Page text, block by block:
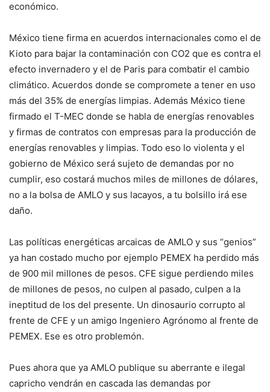
económico.
México tiene firma en acuerdos internacionales como el de
Kioto para bajar la contaminación con CO2 que es contra el
efecto invernadero y el de Paris para combatir el cambio
climático. Acuerdos donde se compromete a tener en uso
más del 35% de energías limpias. Además México tiene
firmado el T-MEC donde se habla de energías renovables
y firmas de contratos con empresas para la producción de
energías renovables y limpias. Todo eso lo violenta y el
gobierno de México será sujeto de demandas por no
cumplir, eso costará muchos miles de millones de dólares,
no a la bolsa de AMLO y sus lacayos, a tu bolsillo irá ese
daño.
Las políticas energéticas arcaicas de AMLO y sus “genios”
ya han costado mucho por ejemplo PEMEX ha perdido más
de 900 mil millones de pesos. CFE sigue perdiendo miles
de millones de pesos, no culpen al pasado, culpen a la
ineptitud de los del presente. Un dinosaurio corrupto al
frente de CFE y un amigo Ingeniero Agrónomo al frente de
PEMEX. Ese es otro problemón.
Pues ahora que ya AMLO publique su aberrante e ilegal
capricho vendrán en cascada las demandas por